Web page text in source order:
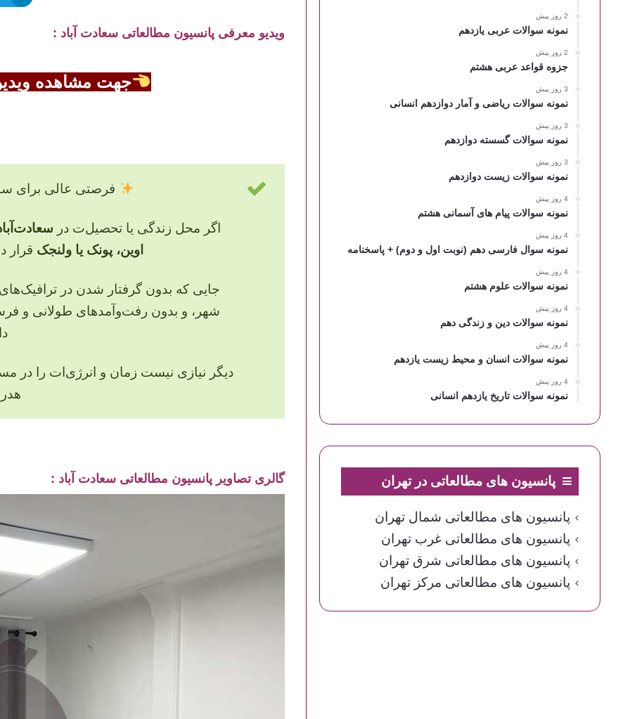
ویدیو معرفی پانسیون مطالعاتی سعادت آباد :
جهت مشاهده ویدیو
فرصتی عالی برای
اگر محل زندگی یا تحصیل‌ت در
اوین، پونک یا ولنجک قرار
جایی که بدون گرفتار شدن در
شهر، و بدون رفت‌وآمدهای طولانی و
دیگر نیازی نیست زمان و انرژی‌ات را در
گالری تصاویر پانسیون مطالعاتی سعادت آباد :
2 روز پیش
نمونه سوالات عربی یازدهم
2 روز پیش
جزوه قواعد عربی هشتم
3 روز پیش
نمونه سوالات ریاضی و آمار دوازدهم انسانی
3 روز پیش
نمونه سوالات گسسته دوازدهم
3 روز پیش
نمونه سوالات زیست دوازدهم
4 روز پیش
نمونه سوالات پیام های آسمانی هشتم
4 روز پیش
نمونه سوال فارسی دهم (نوبت اول و دوم) + پاسخنامه
4 روز پیش
نمونه سوالات علوم هشتم
4 روز پیش
نمونه سوالات دین و زندگی دهم
4 روز پیش
نمونه سوالات انسان و محیط زیست یازدهم
4 روز پیش
نمونه سوالات تاریخ یازدهم انسانی
پانسیون های مطالعاتی در تهران
پانسیون های مطالعاتی شمال تهران
پانسیون های مطالعاتی غرب تهران
پانسیون های مطالعاتی شرق تهران
پانسیون های مطالعاتی مرکز تهران